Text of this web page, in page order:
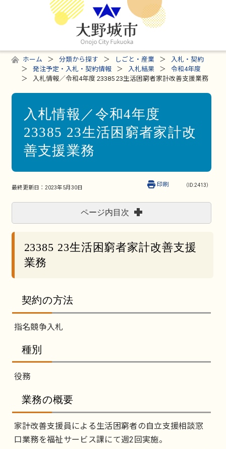
ホーム 分類から探す しごと・産業
入札・契約
発注予定・入札・契約情報
入札結果
令和4年度
入札情報／令和4年度 23385 23生活困窮者家計改善支援業務
入札情報／令和4年度
23385 23生活困窮者家計改
善支援業務
最終更新日： 2023年5月30日 （ID:2413）
印刷
ページ内目次
23385 23生活困窮者家計改善支援
業務
契約の方法
指名競争入札
種別
役務
業務の概要
家計改善支援員による生活困窮者の自立支援相談窓
口業務を福祉サービス課にて週2回実施。